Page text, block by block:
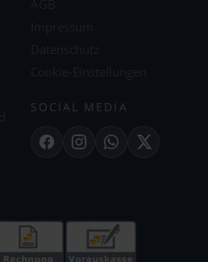
SOCIAL MEDIA
FacebookInstagramWhatsApp
X